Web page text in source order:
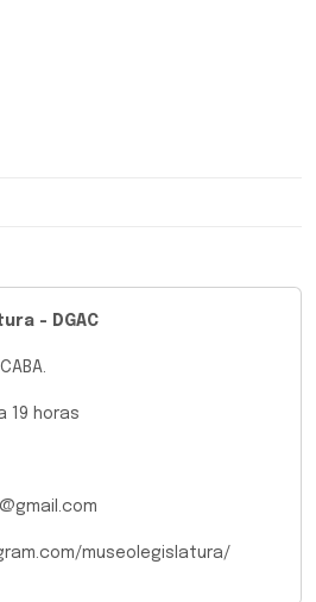
- DGAC
19 horas
museolegislatura/